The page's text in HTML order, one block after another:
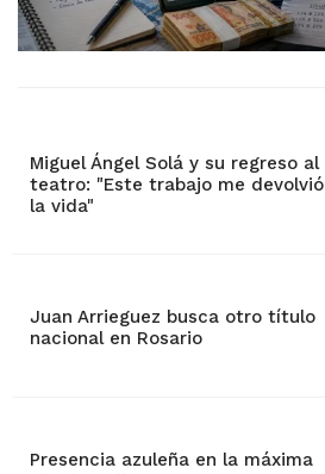
Miguel Ángel Solá y su regreso al
teatro: "Este trabajo me devolvió
la vida"
Juan Arrieguez busca otro título
nacional en Rosario
Presencia azuleña en la máxima